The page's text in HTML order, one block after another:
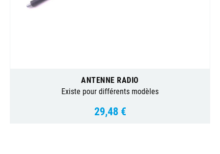
ANTENNE RADIO
Existe pour différents modèles
Prix
29,48 €